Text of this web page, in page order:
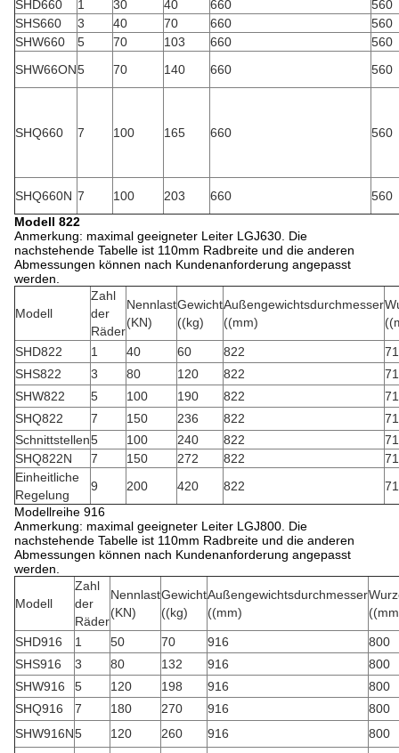
SHD660 1 30 40 660
560
SHS660
3 40 70 660
560
SHW660
5 70 103 660
560
SHW66ON5 70 140 660 560
SHQ660 7 100 165 660 560
SHQ660N 7 100 203 660
560
Modell 822
Anmerkung: maximal geeigneter Leiter LGJ630. Die
nachstehende Tabelle ist 110mm Radbreite und die anderen
Abmessungen können nach Kundenanforderung angepasst
werden.
Modell
Zahl
der
Räder
Nennlast
(KN)
Gewicht
((kg)
Außengewichtsdurchmesser
((mm)
SHD822 1 40 60 822
SHS822
3 80 120 822
SHW822
5 100 190 822
SHQ822
7 150 236 822
Schnittstellen5 100 240 822
SHQ822N
7 150 272 822
Einheitliche
Regelung
9 200 420 822
Modellreihe 916
Anmerkung: maximal geeigneter Leiter LGJ800. Die
nachstehende Tabelle ist 110mm Radbreite und die anderen
Abmessungen können nach Kundenanforderung angepasst
werden.
Modell
Zahl
der
Räder
Nennlast
(KN)
Gewicht
((kg)
Außengewichtsdurchmesser
((mm)
SHD916 1 50 70 916
800
SHS916
3 80 132 916
800
SHW916
5 120 198 916
800
SHQ916
7 180 270 916
800
SHW916N5 120 260 916
800